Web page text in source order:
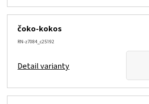
čoko-kokos
RN-z7084_c25192
Detail varianty